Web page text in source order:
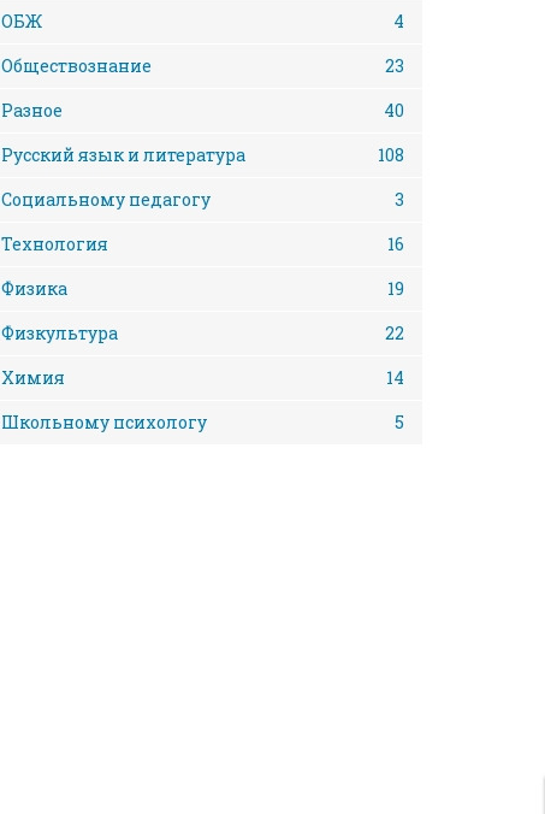
ОБЖ
4
Обществознание
23
Разное
40
Русский язык и литература
108
Социальному педагогу
3
Технология
16
Физика
19
Физкультура
22
Химия
14
Школьному психологу
5